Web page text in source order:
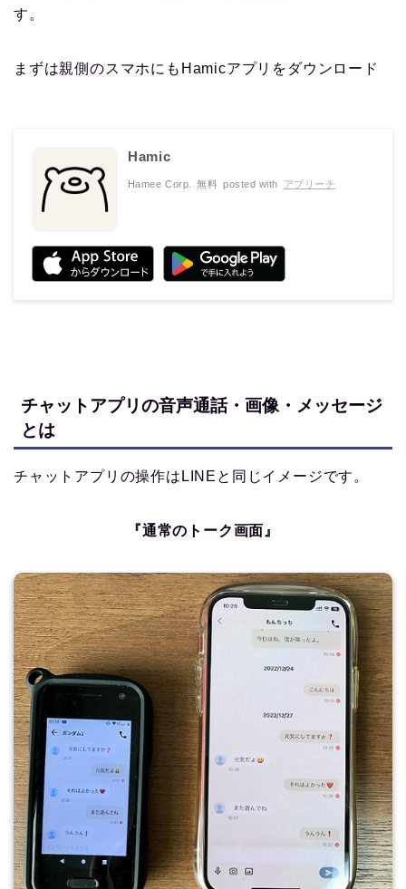
す。
まずは親側のスマホにもHamicアプリをダウンロード
Hamic
Hamee Corp. 無料 posted with アプリーチ
チャットアプリの音声通話・画像・メッセージ
とは
チャットアプリの操作はLINEと同じイメージです。
『通常のトーク画面』